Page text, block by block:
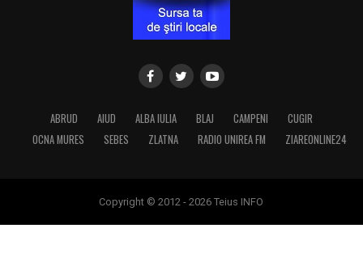
ABRUD AIUD ALBA IULIA BLAJ CAMPENI
CUGIR
OCNA MURES
SEBES ZLATNA RADIO UNIREA FM ZIAREONLINE24
Copyright © 2012 - 2026 Teius INFO